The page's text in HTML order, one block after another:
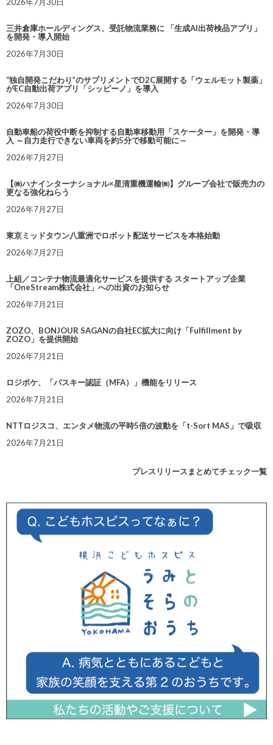
三井倉庫ホールディングス、受託物流業務に 「生成AI出荷検品アプリ」
を開発・導入開始
2026年7月30日
“独自開発こだわり”のサプリメントでD2C展開する「ウェルモット製薬」
がEC自動出荷アプリ「シッピーノ」を導入
2026年7月30日
自動車船の荷役中断を抑制する自動車移動用「スケーター」を開発・導
入 ～自力走行できない車両を約5分で移動可能に～
2026年7月27日
【㈱ハナインターナショナル×星清重機運輸㈱】グループ会社で販売力の
更なる強化ねらう
2026年7月27日
東京ミッドタウン八重洲でロボット配送サービスを本格始動
2026年7月27日
上組／コンテナ物流最適化サービスを提供する スタートアップ企業
「OneStream株式会社」への出資のお知らせ
2026年7月21日
ZOZO、BONJOUR SAGANの自社EC拡大に向け「Fulfillment by
ZOZO」を提供開始
2026年7月21日
ロジポケ、「パスキー認証（MFA）」機能をリリース
2026年7月21日
NTTロジスコ、エンタメ物流の平時5倍の波動を「t-Sort MAS」で吸収
2026年7月21日
プレスリリースまとめてチェック一覧